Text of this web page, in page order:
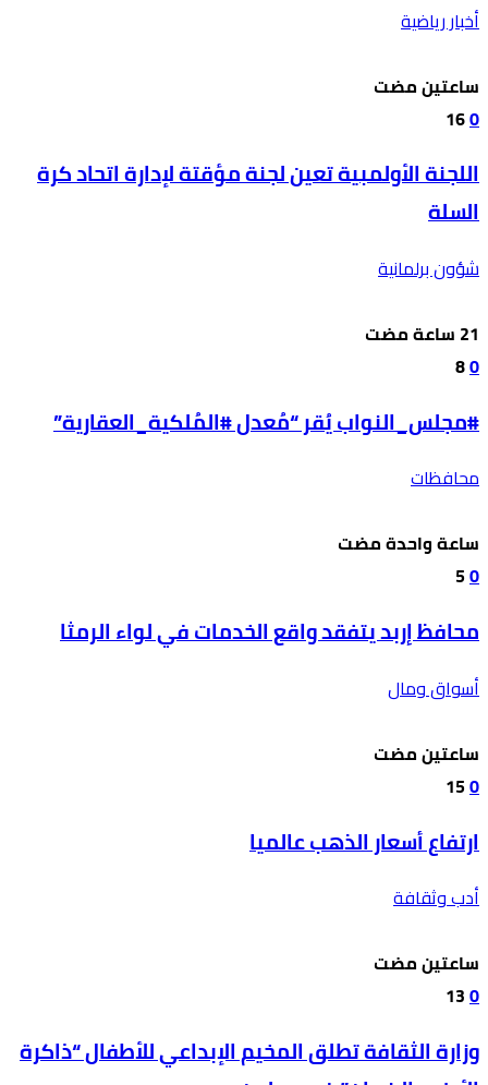
أخبار رياضية
‫‫‫‏‫ساعتين مضت‬
0
16
اللجنة الأولمبية تعين لجنة مؤقتة لإدارة اتحاد كرة
السلة
شؤون برلمانية
0
8
#مجلس_النواب يُقر “مُعدل #المُلكية_العقارية”
محافظات
‫‫‫‏‫ساعة واحدة مضت‬
0
5
محافظ إربد يتفقد واقع الخدمات في لواء الرمثا
أسواق ومال
‫‫‫‏‫ساعتين مضت‬
0
15
ارتفاع أسعار الذهب عالميا
أدب وثقافة
‫‫‫‏‫ساعتين مضت‬
0
13
وزارة الثقافة تطلق المخيم الإبداعي للأطفال “ذاكرة